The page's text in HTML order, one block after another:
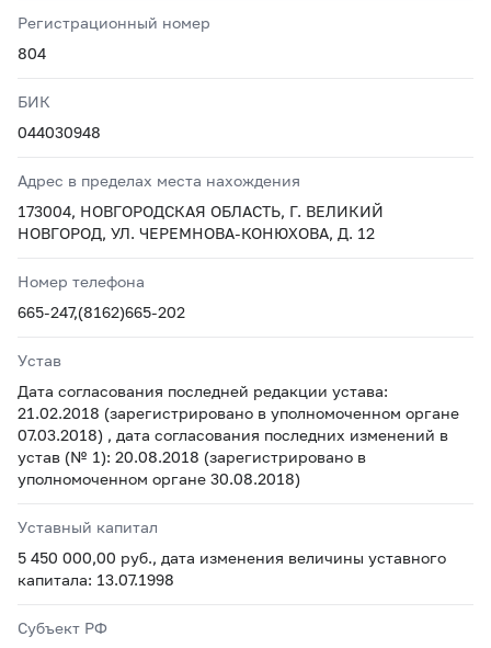
Регистрационный номер
804
БИК
044030948
Адрес в пределах места нахождения
173004, НОВГОРОДСКАЯ ОБЛАСТЬ, Г. ВЕЛИКИЙ
НОВГОРОД, УЛ. ЧЕРЕМНОВА-КОНЮХОВА, Д. 12
Номер телефона
665-247,(8162)665-202
Устав
Дата согласования последней редакции устава:
21.02.2018 (зарегистрировано в уполномоченном органе
07.03.2018) , дата согласования последних изменений в
устав (№ 1): 20.08.2018 (зарегистрировано в
уполномоченном органе 30.08.2018)
Уставный капитал
5 450 000,00 руб., дата изменения величины уставного
капитала: 13.07.1998
Субъект РФ